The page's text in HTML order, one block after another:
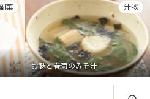
わせ
副菜
お麩と春菊のみそ汁
汁物